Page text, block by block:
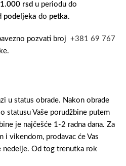
1.000 rsd u periodu do
podeljeka do petka.
pozvati broj +381 69 767
u status obrade. Nakon obrade
statusu Vaše porudžbine putem
je najčešće 1-2 radna dana. Za
i vikendom, prodavac će Vas
nedelje. Od tog trenutka rok